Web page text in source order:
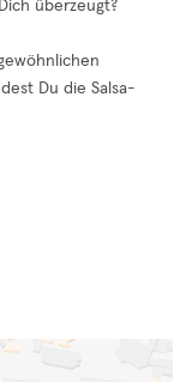
überzeugt?
Du die Salsa-